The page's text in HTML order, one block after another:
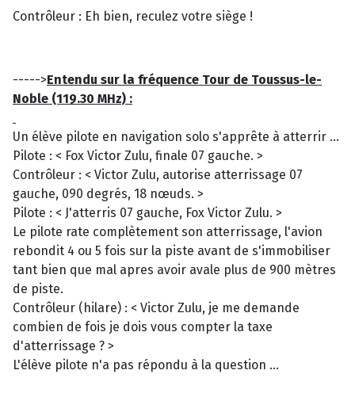
Contrôleur : Eh bien, reculez votre siège !
----->Entendu sur la fréquence Tour de Toussus-le-
Noble (119.30 MHz) :
Un élève pilote en navigation solo s'apprête à atterrir ...
Pilote : < Fox Victor Zulu, finale 07 gauche. >
Contrôleur : < Victor Zulu, autorise atterrissage 07
gauche, 090 degrés, 18 nœuds. >
Pilote : < J'atterris 07 gauche, Fox Victor Zulu. >
Le pilote rate complètement son atterrissage, l'avion
rebondit 4 ou 5 fois sur la piste avant de s'immobiliser
tant bien que mal apres avoir avale plus de 900 mètres
de piste.
Contrôleur (hilare) : < Victor Zulu, je me demande
combien de fois je dois vous compter la taxe
d'atterrissage ? >
L'élève pilote n'a pas répondu à la question ...